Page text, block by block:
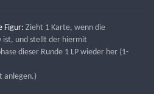
Figur: Zieht 1 Karte, wenn die
ist, und stellt der hiermit
dieser Runde 1 LP wieder her (1-
anlegen.)